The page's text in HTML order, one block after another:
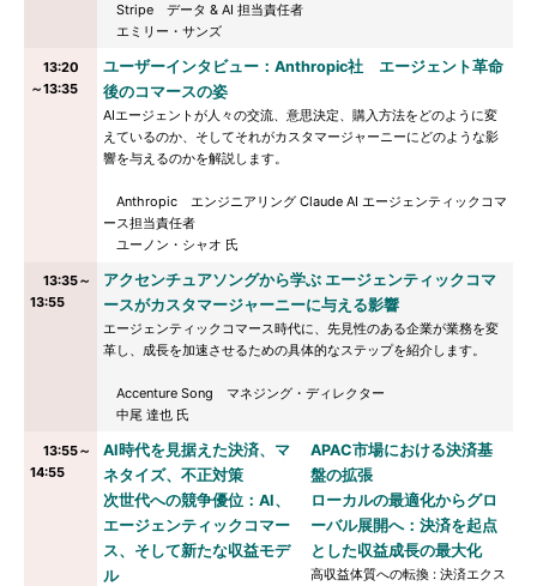
Stripe データ & AI 担当責任者
エミリー・サンズ
13:20
～13:35
ユーザーインタビュー：Anthropic社 エージェント革命
後のコマースの姿
AIエージェントが人々の交流、意思決定、購入方法をどのように変
えているのか、そしてそれがカスタマージャーニーにどのような影
響を与えるのかを解説します。
Anthropic エンジニアリング Claude AI エージェンティックコマ
ース担当責任者
ユーノン・シャオ 氏
13:35～
13:55
アクセンチュアソングから学ぶ エージェンティックコマ
ースがカスタマージャーニーに与える影響
エージェンティックコマース時代に、先見性のある企業が業務を変
革し、成長を加速させるための具体的なステップを紹介します。
Accenture Song マネジング・ディレクター
中尾 達也 氏
13:55～
14:55
AI時代を見据えた決済、マ
ネタイズ、不正対策
次世代への競争優位：AI、
エージェンティックコマー
ス、そして新たな収益モデ
ル
APAC市場における決済基
盤の拡張
ローカルの最適化からグロ
ーバル展開へ：決済を起点
とした収益成長の最大化
高収益体質への転換 : 決済エクス